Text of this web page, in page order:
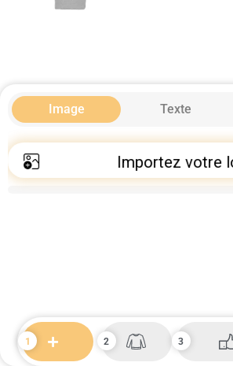
Image Texte
Importez votre